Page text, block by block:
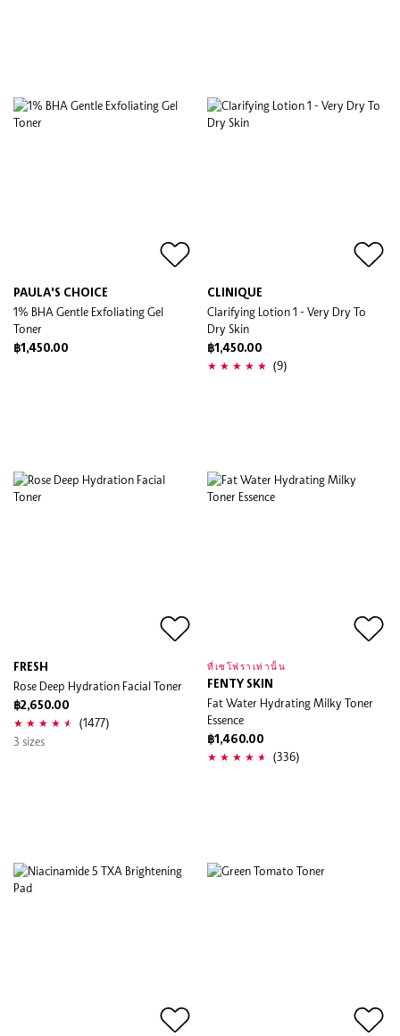
PAULA'S CHOICE
1% BHA Gentle Exfoliating Gel
Toner
฿1,450.00
CLINIQUE
Clarifying Lotion 1 - Very Dry To
Dry Skin
฿1,450.00
(9)
FRESH
Rose Deep Hydration Facial Toner
฿2,650.00
(1477)
3 sizes
ที่เซโฟราเท่านั้น
FENTY SKIN
Fat Water Hydrating Milky Toner
Essence
฿1,460.00
(336)